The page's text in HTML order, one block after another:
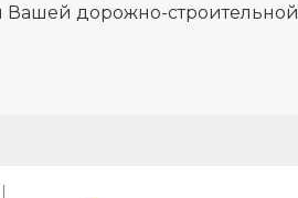
Вашей дорожно-строительной